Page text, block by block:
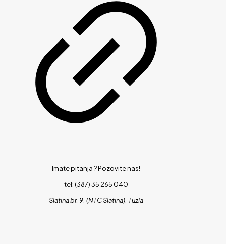
Imate pitanja ?Pozovite nas!
tel: (387) 35 265 040
Slatina br. 9, (NTC Slatina), Tuzla